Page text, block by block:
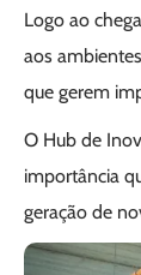
Logo ao
aos
que gerem
O Hub de
importância
geração de